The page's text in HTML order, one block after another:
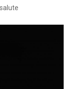
salute